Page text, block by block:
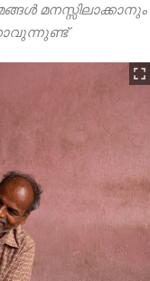
മനസ്സിലാക്കാനും